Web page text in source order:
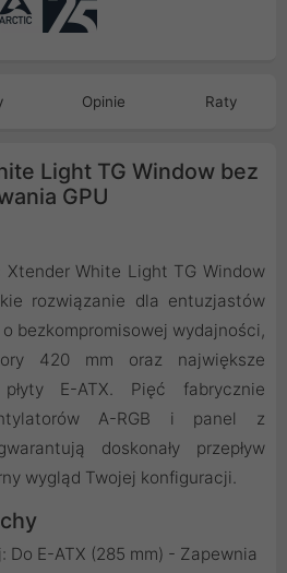
Opinie Raty
Light TG Window bez
GPU
White Light TG Window
rozwiązanie dla entuzjastów
bezkompromisowej wydajności,
420 mm oraz największe
E-ATX. Pięć fabrycznie
A-RGB i panel z
doskonały przepływ
wygląd Twojej konfiguracji.
Do E-ATX (285 mm) - Zapewnia